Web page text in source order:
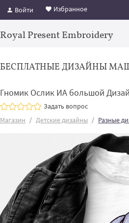
Войти Избранное
Royal Present Embroidery
БЕСПЛАТНЫЕ ДИЗАЙНЫ
Гномик Ослик ИА большой
Задать вопрос
Магазин
Детские дизайны Разные